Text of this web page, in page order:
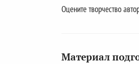
Оцените творчество
Материал